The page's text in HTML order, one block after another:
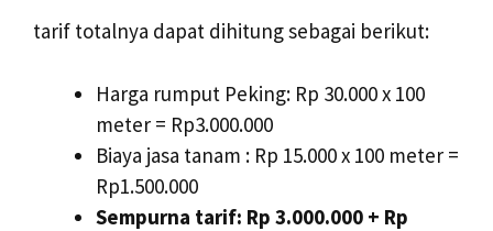
tarif totalnya dapat dihitung sebagai berikut:
Harga rumput Peking: Rp 30.000 x 100
meter = Rp3.000.000
Biaya jasa tanam : Rp 15.000 x 100 meter =
Rp1.500.000
Sempurna tarif: Rp 3.000.000 + Rp